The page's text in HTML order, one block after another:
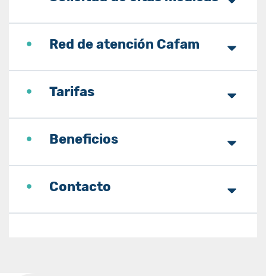
Red de atención Cafam
Tarifas
Beneficios
Contacto